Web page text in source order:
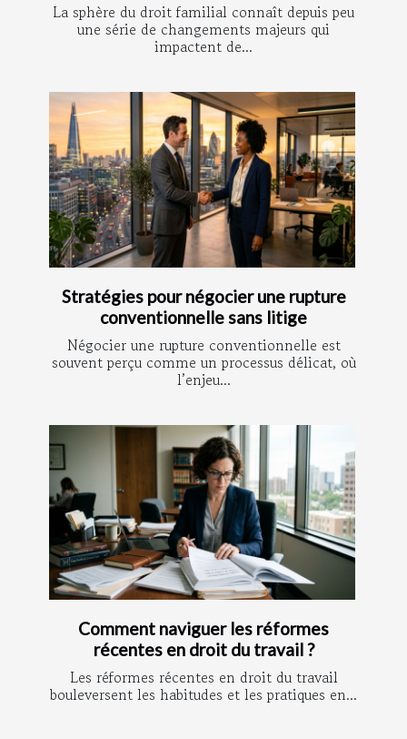
La sphère du droit familial connaît depuis peu
une série de changements majeurs qui
impactent de...
Stratégies pour négocier une rupture
conventionnelle sans litige
Négocier une rupture conventionnelle est
souvent perçu comme un processus délicat, où
l’enjeu...
Comment naviguer les réformes
récentes en droit du travail ?
Les réformes récentes en droit du travail
bouleversent les habitudes et les pratiques en...